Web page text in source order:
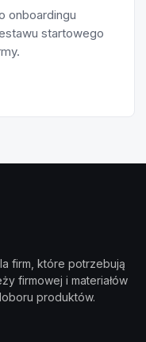
onboardingu
startowego
firm, które potrzebują
firmowej i materiałów
produktów.